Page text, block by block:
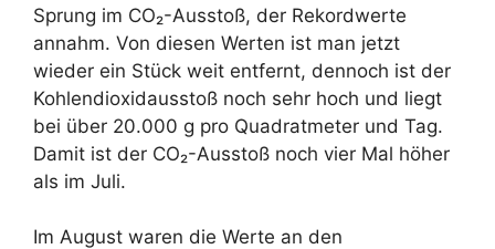
Sprung im CO₂-Ausstoß, der Rekordwerte
annahm. Von diesen Werten ist man jetzt
wieder ein Stück weit entfernt, dennoch ist der
Kohlendioxidausstoß noch sehr hoch und liegt
bei über 20.000 g pro Quadratmeter und Tag.
Damit ist der CO₂-Ausstoß noch vier Mal höher
als im Juli.
Im August waren die Werte an den